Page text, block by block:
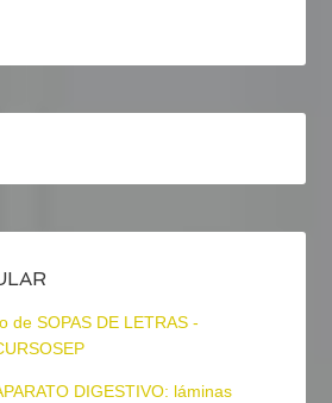
de SOPAS DE LETRAS -
DIGESTIVO: láminas